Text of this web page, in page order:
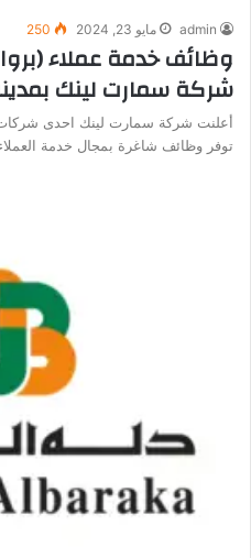
admin مايو 23, 2024 250
شركة سمارت لينك
أعلنت شركة سمارت لينك احدى شركات
توفر وظائف شاغرة بمجال خدمة العملاء (راتب 5,700